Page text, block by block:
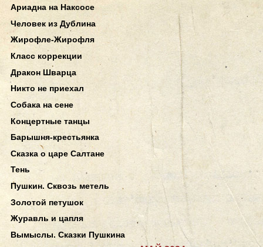
Ариадна на Наксосе
Человек из Дублина
Жирофле-Жирофля
Класс коррекции
Дракон Шварца
Никто не приехал
Собака на сене
Концертные танцы
Барышня-крестьянка
Сказка о царе Салтане
Тень
Пушкин. Сквозь метель
Золотой петушок
Журавль и цапля
Вымыслы. Сказки Пушкина